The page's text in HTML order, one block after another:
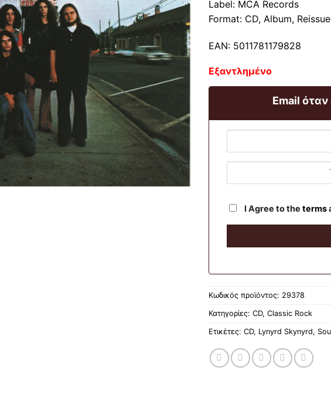
Label: MCA Records
Format: CD, Album, Reissue
EAN: 5011781179828
Εξαντλημένο
Email όταν
I Agree to the terms
Κωδικός προϊόντος: 29378
Κατηγορίες: CD, Classic Rock
Ετικέτες: CD, Lynyrd Skynyrd,